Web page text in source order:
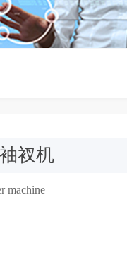
衩机
machine